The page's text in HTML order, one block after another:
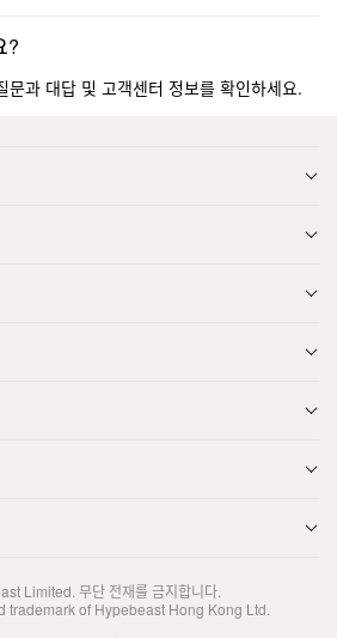
?
문과 대답 및 고객센터 정보를 확인하세요.
Limited. 무단 전재를 금지합니다.
trademark of Hypebeast Hong Kong Ltd.